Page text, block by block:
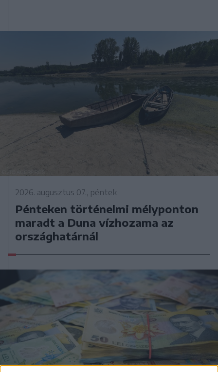
2026. augusztus 07., péntek
Pénteken történelmi mélyponton
maradt a Duna vízhozama az
országhatárnál